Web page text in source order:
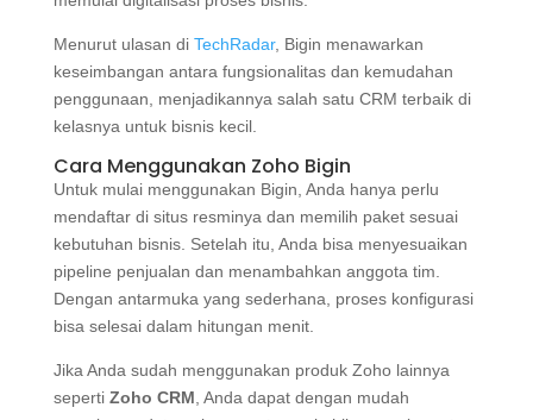
Menurut ulasan di TechRadar, Bigin menawarkan
keseimbangan antara fungsionalitas dan kemudahan
penggunaan, menjadikannya salah satu CRM terbaik di
kelasnya untuk bisnis kecil.
Cara Menggunakan Zoho Bigin
Untuk mulai menggunakan Bigin, Anda hanya perlu
mendaftar di situs resminya dan memilih paket sesuai
kebutuhan bisnis. Setelah itu, Anda bisa menyesuaikan
pipeline penjualan dan menambahkan anggota tim.
Dengan antarmuka yang sederhana, proses konfigurasi
bisa selesai dalam hitungan menit.
Jika Anda sudah menggunakan produk Zoho lainnya
seperti Zoho CRM , Anda dapat dengan mudah